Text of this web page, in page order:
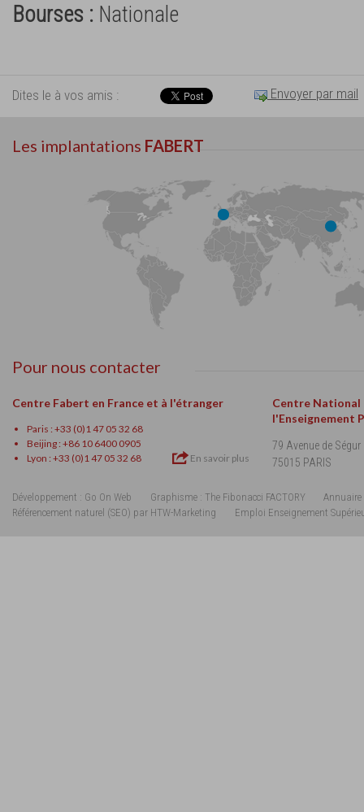
Bourses : Nationale
Dites le à vos amis : Envoyer par mail
Les implantations FABERT
Pour nous contacter
Centre Fabert en France et à l'étranger
Paris : +33 (0)1 47 05 32 68
Beijing : +86 10 6400 0905
Lyon : +33 (0)1 47 05 32 68
En savoir plus
Centre National
l'Enseignement
79 Avenue de Ségur
75015 PARIS
Développement : Go On Web Graphisme : The Fibonacci FACTORY
Annuaire
Référencement naturel (SEO) par HTW-Marketing
Emploi Enseignement